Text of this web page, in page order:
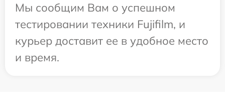
Мы сообщим Вам о успешном
тестировании техники Fujifilm, и
курьер доставит ее в удобное место
и время.